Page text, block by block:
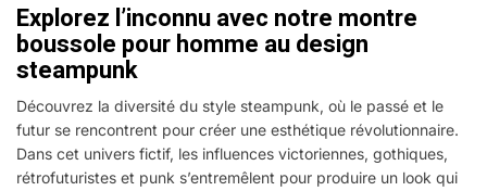
Explorez l’inconnu avec notre montre
boussole pour homme au design
steampunk
Découvrez la diversité du style steampunk, où le passé et le
futur se rencontrent pour créer une esthétique révolutionnaire.
Dans cet univers fictif, les influences victoriennes, gothiques,
rétrofuturistes et punk s’entremêlent pour produire un look qui